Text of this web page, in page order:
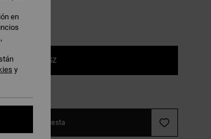
1SZ
Añadir a la cesta
en
y